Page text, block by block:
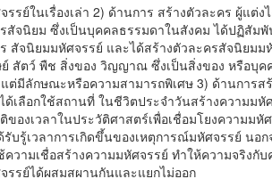
รรย์ในเรื่องเล่า 2) ด้านการ สร้างตัวละคร ผู้แต่ง
สัจนิยม ซึ่งเป็นบุคคลธรรมดาในสังคม ได้ปฏิสัม
สัจนิยมมหัศจรรย์ และได้สร้างตัวละครสัจนิยมม
สัตว์ พืช สิ่งของ วิญญาณ ซึ่งเป็นสิ่งของ หรือบุค
แต่มีลักษณะหรือความสามารถพิเศษ 3) ด้านการส
ด้เลือกใช้สถานที่ ในชีวิตประจําวันสร้างความมหั
ของเวลาในประวัติศาสตร์เพื่อเชื่อมโยงความมหั
รับรู้เวลาการเกิดขึ้นของเหตุการณ์มหัศจรรย์ นอ
ความเชื่อสร้างความมหัศจรรย์ ทําให้ความจริงกับ
รรย์ได้ผสมสผานกันและแยกไม่ออก